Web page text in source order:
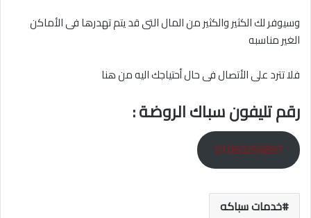
وسيوفر لك الكثير والكثير من المال التى قد يتم تهدرها فى الأماكن
الغير مناسبه
فلا تترد على الأتصال فى حال أحتياجك اليه من هنا
رقم تليفون سباك الروضة :
01060256897
خدمات سباكه